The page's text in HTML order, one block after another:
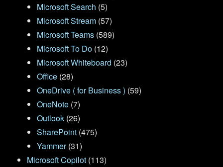
Microsoft Search (5)
Microsoft Stream (57)
Microsoft Teams (589)
Microsoft To Do (12)
Microsoft Whiteboard (23)
Office (28)
OneDrive ( for Business ) (59)
OneNote (7)
Outlook (26)
SharePoint (475)
Yammer(31)
Microsoft Copilot (113)